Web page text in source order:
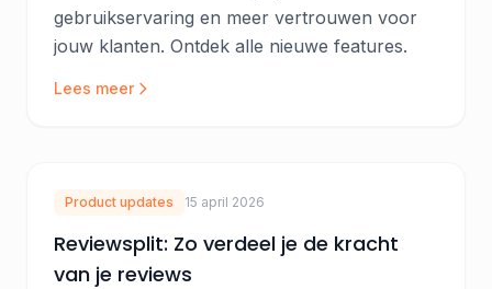
gebruikservaring en meer vertrouwen voor
jouw klanten. Ontdek alle nieuwe features.
Lees meer
Product updates 15 april 2026
Reviewsplit: Zo verdeel je de kracht
van je reviews